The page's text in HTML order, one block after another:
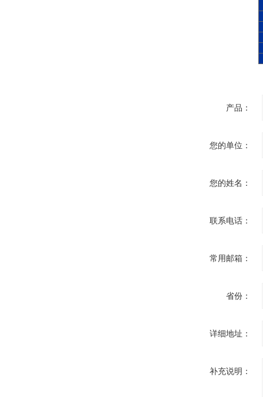
产品：
您的单位：
您的姓名：
联系电话：
常用邮箱：
省份：
详细地址：
补充说明：